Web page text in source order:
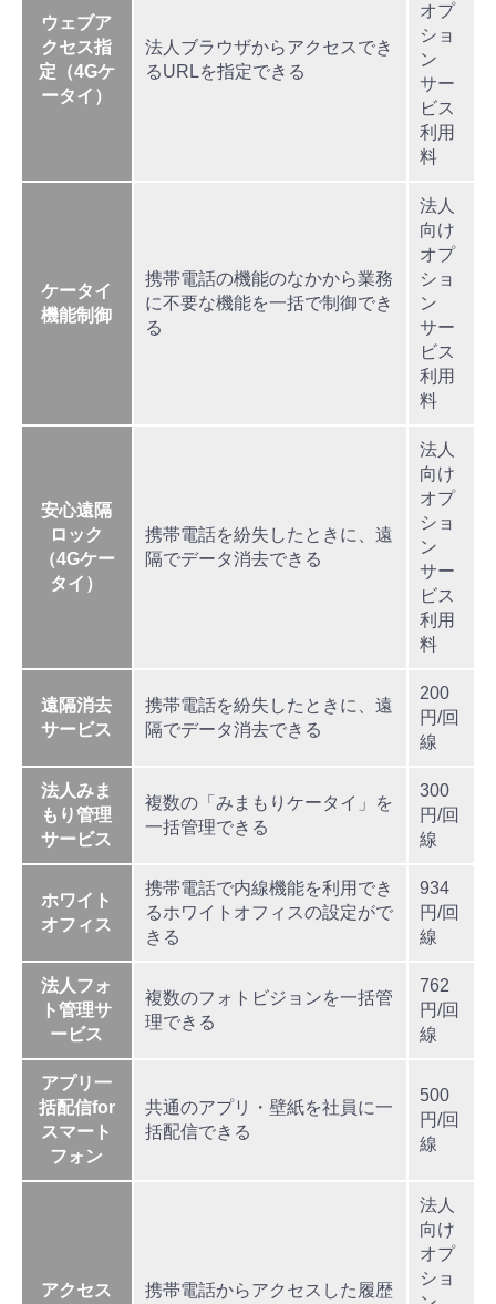
ウェブア
クセス指
定（4Gケ
ータイ）
法人ブラウザからアクセスでき
るURLを指定できる
オプ
ショ
ン
サー
ビス
利用
料
ケータイ
機能制御
携帯電話の機能のなかから業務
に不要な機能を一括で制御でき
る
法人
向け
オプ
ショ
ン
サー
ビス
利用
料
安心遠隔
ロック
（4Gケー
タイ）
携帯電話を紛失したときに、遠
隔でデータ消去できる
法人
向け
オプ
ショ
ン
サー
ビス
利用
料
遠隔消去
サービス
携帯電話を紛失したときに、遠
隔でデータ消去できる
200
円/回
線
法人みま
もり管理
サービス
複数の「みまもりケータイ」を
一括管理できる
300
円/回
線
ホワイト
オフィス
携帯電話で内線機能を利用でき
るホワイトオフィスの設定がで
きる
934
円/回
線
法人フォ
ト管理サ
ービス
複数のフォトビジョンを一括管
理できる
762
円/回
線
アプリ一
括配信for
スマート
フォン
共通のアプリ・壁紙を社員に一
括配信できる
500
円/回
線
アクセス 携帯電話からアクセスした履歴
法人
向け
オプ
ショ